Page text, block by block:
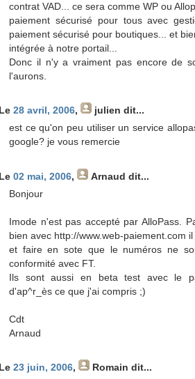
contrat VAD... ce sera comme WP ou
paiement sécurisé pour tous avec
paiement sécurisé pour boutiques... et
intégrée à notre portail...
Donc il n'y a vraiment pas encore de
l'aurons.
Le 28 avril, 2006, julien dit...
est ce qu'on peu utiliser un service
google? je vous remercie
Le 02 mai, 2006, Arnaud dit...
Bonjour
Imode n'est pas accepté par AlloPass.
bien avec http://www.web-paiement.com
et faire en sote que le numéros ne
conformité avec FT.
Ils sont aussi en beta test avec le
d'ap^r_ès ce que j'ai compris ;)
Cdt
Arnaud
Le 23 juin, 2006, Romain dit...